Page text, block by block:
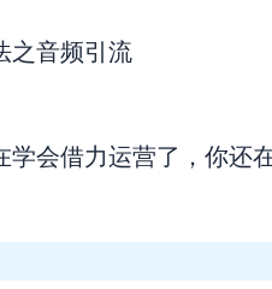
之音频引流
学会借力运营了，你还